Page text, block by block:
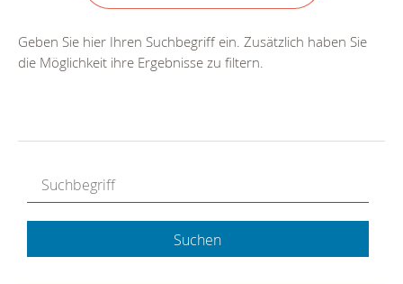
Geben Sie hier Ihren Suchbegriff ein. Zusätzlich haben Sie
die Möglichkeit ihre Ergebnisse zu filtern.
Suchen